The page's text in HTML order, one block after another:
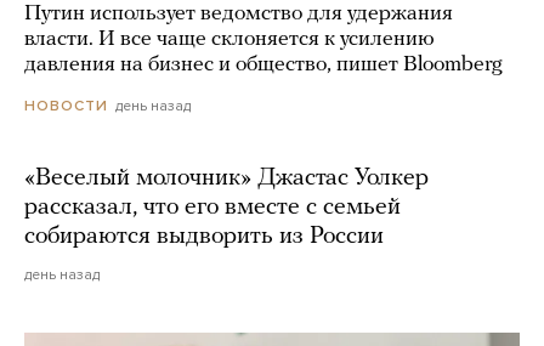
Путин использует ведомство для удержания
власти. И все чаще склоняется к усилению
давления на бизнес и общество, пишет Bloomberg
НОВОСТИ день назад
«Веселый молочник» Джастас Уолкер
рассказал, что его вместе с семьей
собираются выдворить из России
день назад